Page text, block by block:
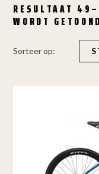
RESULTAAT
WORDT GETOOND
Sorteer op: